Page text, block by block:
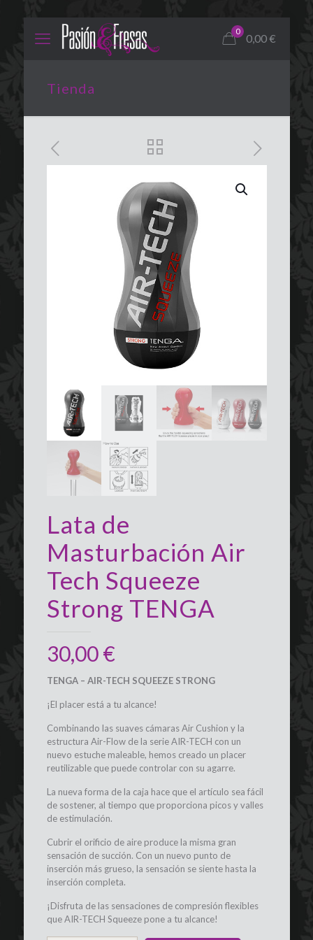
0
0,00€
Tienda
Lata de
Masturbación Air
Tech Squeeze
Strong TENGA
30,00€
TENGA – AIR-TECH SQUEEZE STRONG
¡El placer está a tu alcance!
Combinando las suaves cámaras Air Cushion y la
estructura Air-Flow de la serie AIR-TECH con un
nuevo estuche maleable, hemos creado un placer
reutilizable que puede controlar con su agarre.
La nueva forma de la caja hace que el artículo sea fácil
de sostener, al tiempo que proporciona picos y valles
de estimulación.
Cubrir el orificio de aire produce la misma gran
sensación de succión. Con un nuevo punto de
inserción más grueso, la sensación se siente hasta la
inserción completa.
¡Disfruta de las sensaciones de compresión flexibles
que AIR-TECH Squeeze pone a tu alcance!